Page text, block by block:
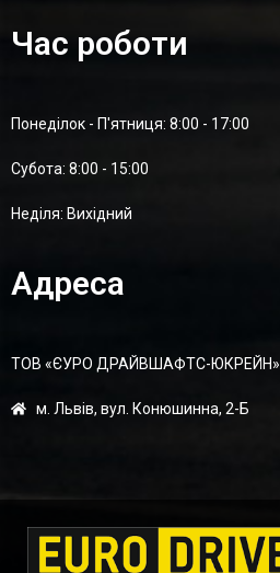
Час роботи
Понеділок - П'ятниця: 8:00 - 17:00
Суботa: 8:00 - 15:00
Неділя: Вихідний
Адреса
ТОВ «ЄУРО ДРАЙВШАФТC-ЮКРЕЙН»
м. Львів, вул. Конюшинна, 2-Б